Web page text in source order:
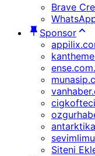
Brave
Sponsor
Siteni